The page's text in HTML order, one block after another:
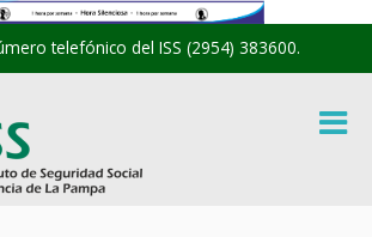
telefónico del ISS (2954) 383600.